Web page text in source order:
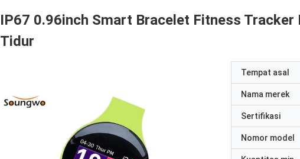
IP67 0.96inch Smart Bracelet Fitness
Tidur
Tempat asal
Nama merek
Sertifikasi
Nomor model